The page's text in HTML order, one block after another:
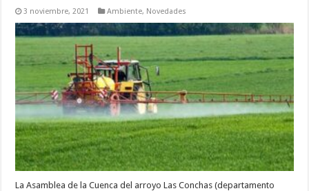
3 noviembre, 2021 Ambiente, Novedades
La Asamblea de la Cuenca del arroyo Las Conchas (departamento